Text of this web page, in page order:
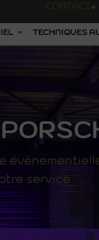
CONTACT
TECHNIQUES
service